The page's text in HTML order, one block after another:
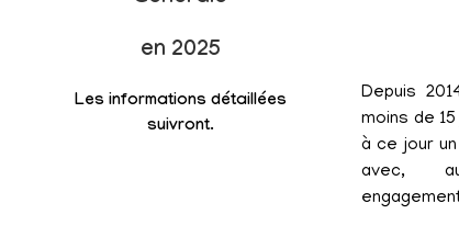
en 2025
Les informations détaillées
suivront.
Depuis
moins de
à ce jour
avec,